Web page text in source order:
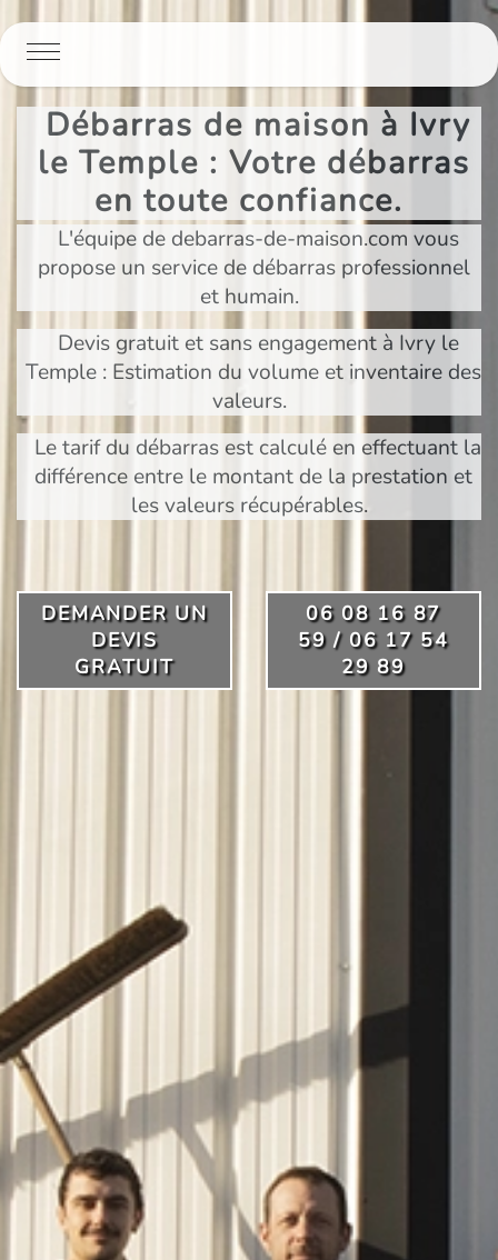
Débarras de maison à Ivry
le Temple : Votre débarras
en toute confiance.
L'équipe de debarras-de-maison.com vous
propose un service de débarras professionnel
et humain.
Devis gratuit et sans engagement à Ivry le
Temple : Estimation du volume et inventaire des
valeurs.
Le tarif du débarras est calculé en effectuant la
différence entre le montant de la prestation et
les valeurs récupérables.
DEMANDER UN
DEVIS
GRATUIT
06 08 16 87
59 / 06 17 54
29 89